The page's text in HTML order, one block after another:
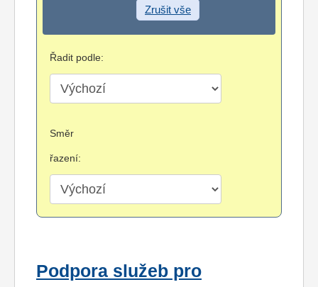
Zrušit vše
Řadit podle:
Směr
řazení:
Podpora služeb pro